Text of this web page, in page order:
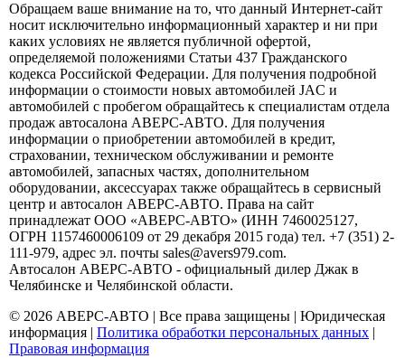
Обращаем ваше внимание на то, что данный Интернет-сайт
носит исключительно информационный характер и ни при
каких условиях не является публичной офертой,
определяемой положениями Статьи 437 Гражданского
кодекса Российской Федерации. Для получения подробной
информации о стоимости новых автомобилей JAC и
автомобилей с пробегом обращайтесь к специалистам отдела
продаж автосалона АВЕРС-АВТО. Для получения
информации о приобретении автомобилей в кредит,
страховании, техническом обслуживании и ремонте
автомобилей, запасных частях, дополнительном
оборудовании, аксессуарах также обращайтесь в сервисный
центр и автосалон АВЕРС-АВТО. Права на сайт
принадлежат ООО «АВЕРС-АВТО» (ИНН 7460025127,
ОГРН 1157460006109 от 29 декабря 2015 года) тел. +7 (351) 2-
111-979, адрес эл. почты sales@avers979.com.
Автосалон АВЕРС-АВТО - официальный дилер Джак в
Челябинске и Челябинской области.
© 2026 АВЕРС-АВТО | Все права защищены | Юридическая
информация | Политика обработки персональных данных |
Правовая информация